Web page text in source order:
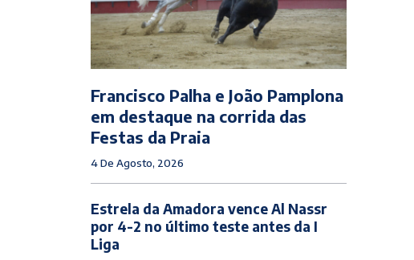
Francisco Palha e João Pamplona
em destaque na corrida das
Festas da Praia
4 De Agosto, 2026
Estrela da Amadora vence Al Nassr
por 4-2 no último teste antes da I
Liga